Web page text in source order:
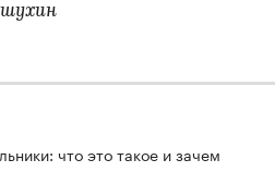
что это такое и зачем